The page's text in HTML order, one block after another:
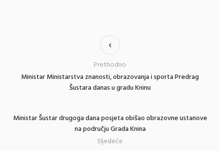
Ministar Ministarstva znanosti, obrazovanja i sporta Predrag
Šustara danas u gradu Kninu
Prethodno
Ministar Šustar drugoga dana posjeta obišao obrazovne ustanove
na području Grada Knina
Sljedeće